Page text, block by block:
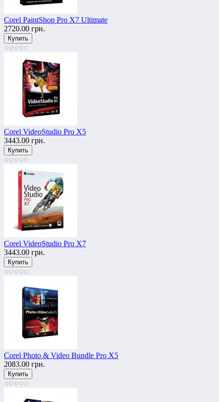
Corel PaintShop Pro X7 Ultimate
2720.00 грн.
Corel VideoStudio Pro X5
3443.00 грн.
Corel VideoStudio Pro X7
3443.00 грн.
Corel Photo & Video Bundle Pro X5
2083.00 грн.